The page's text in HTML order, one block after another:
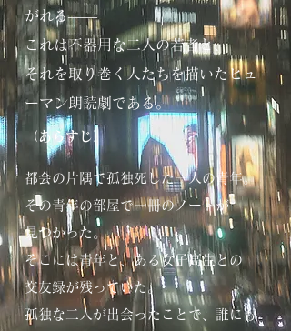
がれる――
これは不器用な二人の若者と、
それを取り巻く人たちを描いたヒュ
ーマン朗読劇である。
（あらすじ）
都会の片隅で孤独死した一人の青年。
その青年の部屋で一冊のノートが
見つかった。
そこには青年と、ある女子高生との
交友録が残っていた。
孤独な二人が出会ったことで、誰にも